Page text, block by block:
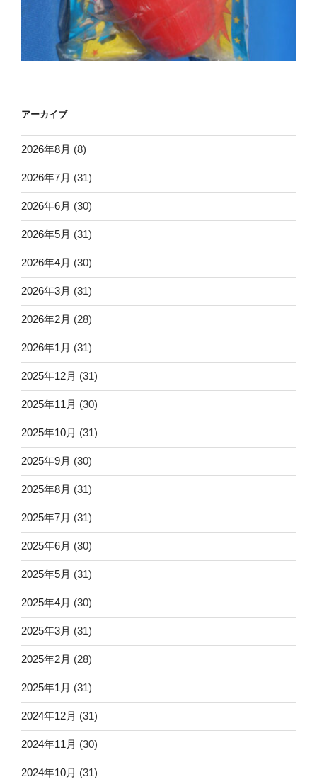
アーカイブ
2026年8月 (8)
2026年7月 (31)
2026年6月 (30)
2026年5月 (31)
2026年4月 (30)
2026年3月 (31)
2026年2月 (28)
2026年1月 (31)
2025年12月 (31)
2025年11月 (30)
2025年10月 (31)
2025年9月 (30)
2025年8月 (31)
2025年7月 (31)
2025年6月 (30)
2025年5月 (31)
2025年4月 (30)
2025年3月 (31)
2025年2月 (28)
2025年1月 (31)
2024年12月 (31)
2024年11月 (30)
2024年10月 (31)